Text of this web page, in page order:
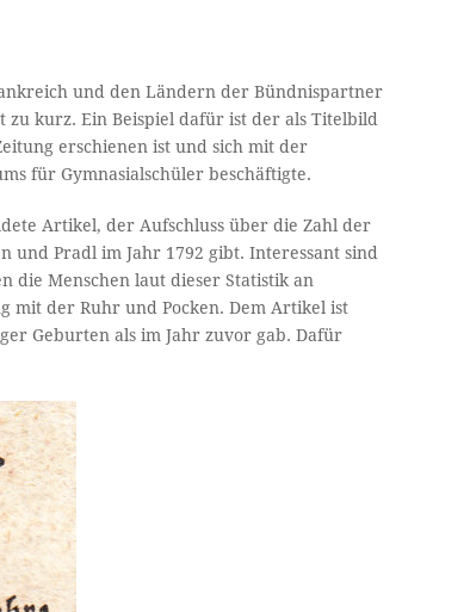
und den Ländern der Bündnispartner
kurz. Ein Beispiel dafür ist der als Titelbild
erschienen ist und sich mit der
für Gymnasialschüler beschäftigte.
Artikel, der Aufschluss über die Zahl der
Pradl im Jahr 1792 gibt. Interessant sind
die Menschen laut dieser Statistik an
mit der Ruhr und Pocken. Dem Artikel ist
Geburten als im Jahr zuvor gab. Dafür